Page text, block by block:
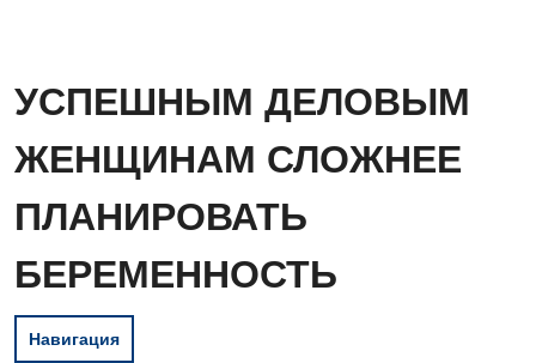
УСПЕШНЫМ ДЕЛОВЫМ
ЖЕНЩИНАМ СЛОЖНЕЕ
ПЛАНИРОВАТЬ
БЕРЕМЕННОСТЬ
Навигация